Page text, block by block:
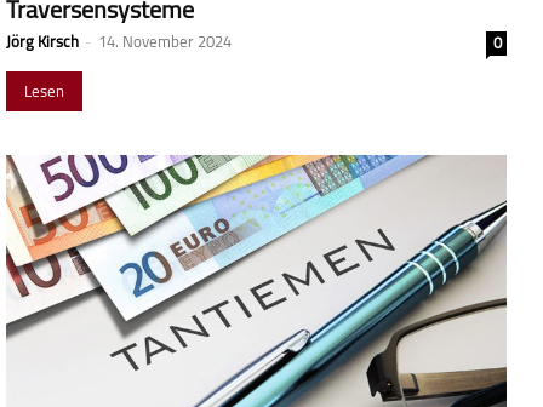
Traversensysteme
Jörg Kirsch - 14. November 2024
0
Lesen